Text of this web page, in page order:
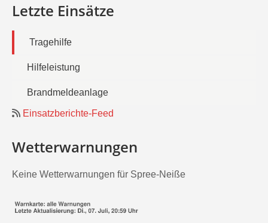
Letzte Einsätze
Tragehilfe
Hilfeleistung
Brandmeldeanlage
Einsatzberichte-Feed
Wetterwarnungen
Keine Wetterwarnungen für Spree-Neiße